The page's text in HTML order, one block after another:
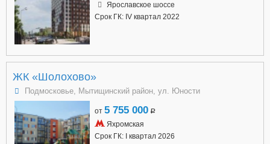
Ярославское шоссе
Срок ГК: IV квартал 2022
ЖК «Шолохово»
Подмосковье, Мытищинский район, ул. Юности
от 5 755 000 a
Яхромская
Срок ГК: I квартал 2026